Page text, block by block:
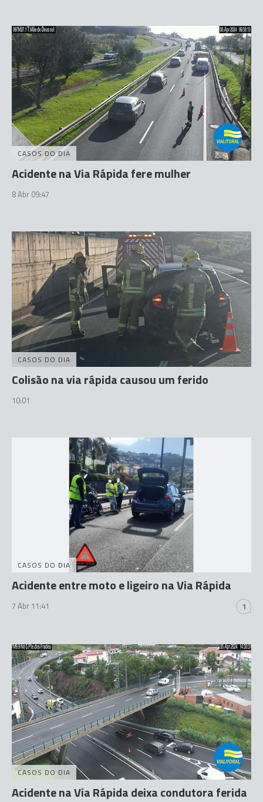
CASOS DO DIA
Acidente na Via Rápida fere mulher
8 Abr 09:47
CASOS DO DIA
Colisão na via rápida causou um ferido
10:01
CASOS DO DIA
Acidente entre moto e ligeiro na Via Rápida
7 Abr 11:41 1
CASOS DO DIA
Acidente na Via Rápida deixa condutora ferida